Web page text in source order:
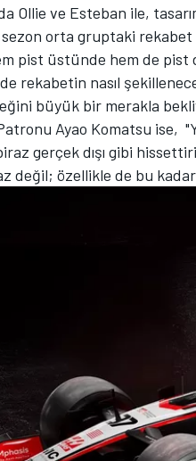
Ollie ve Esteban ile,
sezon orta gruptaki
pist üstünde hem de pist
rekabetin nasıl
büyük bir merakla
Ayao Komatsu ise,
gerçek dışı gibi
değil; özellikle de bu